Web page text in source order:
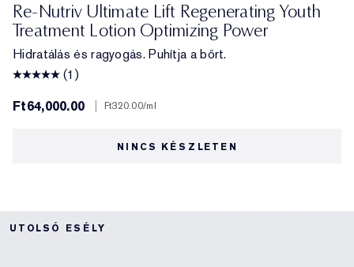
Re-Nutriv Ultimate Lift Regenerating Youth
Treatment Lotion Optimizing Power
Hidratálás és ragyogás. Puhítja a bőrt.
(1)
Ft64,000.00
Ft320.00/ml
NINCS KÉSZLETEN
UTOLSÓ ESÉLY